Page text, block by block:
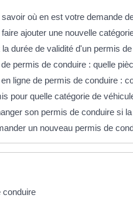
où en est votre demande
ajouter une nouvelle
durée de validité d'un permis
permis de conduire : quelle
ligne de permis de conduire :
pour quelle catégorie de
son permis de conduire si
un nouveau permis de
conduire